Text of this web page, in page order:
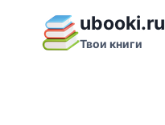
содержимому
ubooki.ru
Твои книги